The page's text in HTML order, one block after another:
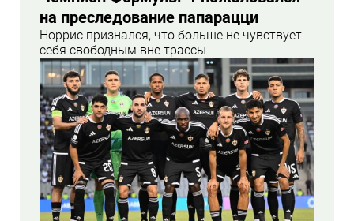
на преследование папарацци
Норрис признался, что больше не чувствует
себя свободным вне трассы